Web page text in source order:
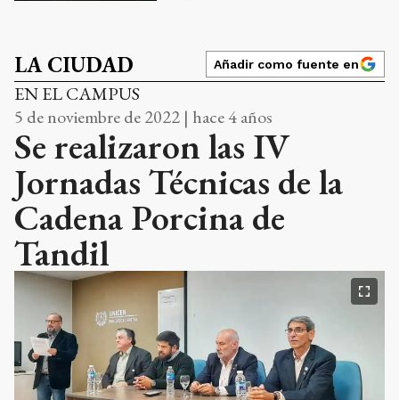
LA CIUDAD Añadir como fuente en
EN EL CAMPUS
5 de noviembre de 2022 | hace 4 años
Se realizaron las IV
Jornadas Técnicas de la
Cadena Porcina de
Tandil